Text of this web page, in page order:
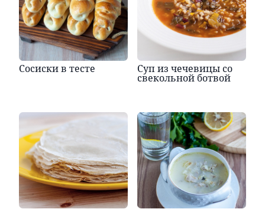
Сосиски в тесте Суп из чечевицы со
свекольной ботвой